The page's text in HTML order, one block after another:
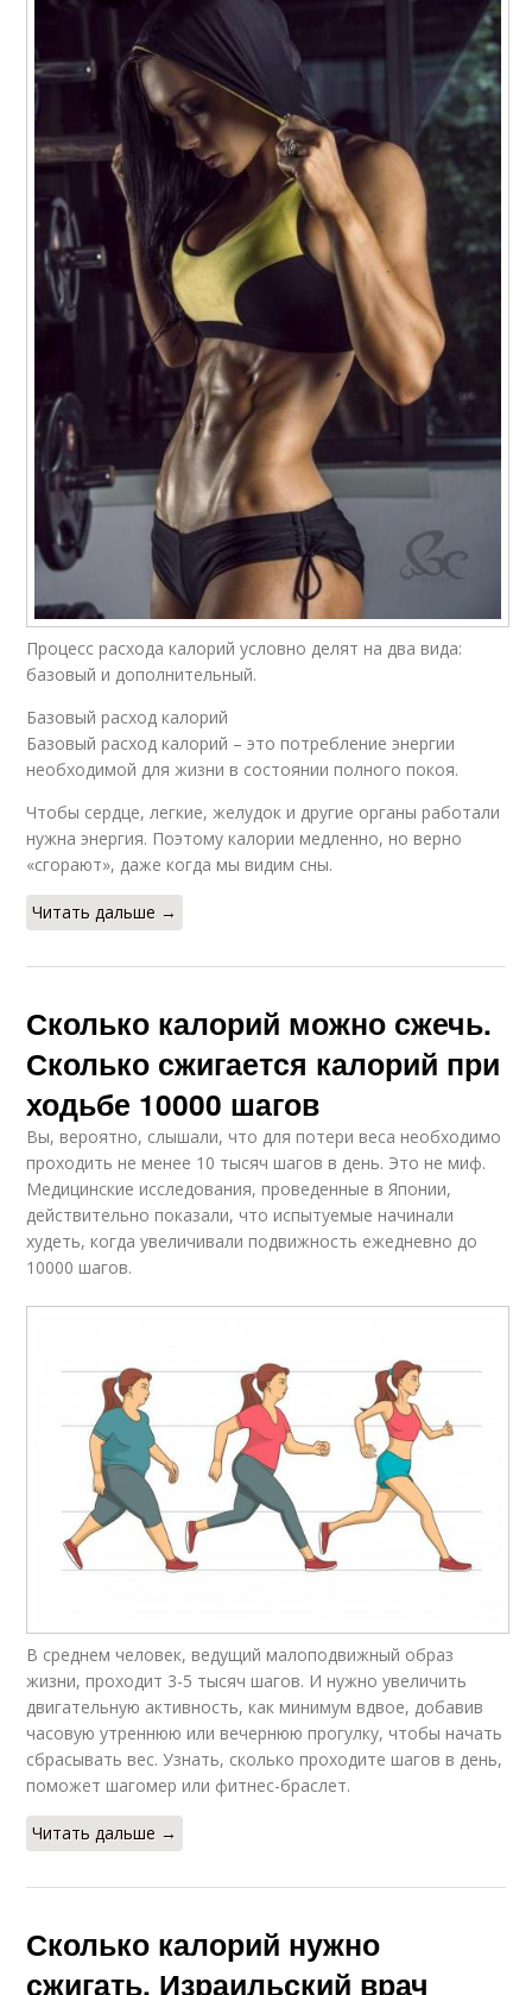
Процесс расхода калорий условно делят на два вида:
базовый и дополнительный.
Базовый расход калорий
Базовый расход калорий – это потребление энергии
необходимой для жизни в состоянии полного покоя.
Чтобы сердце, легкие, желудок и другие органы работали
нужна энергия. Поэтому калории медленно, но верно
«сгорают», даже когда мы видим сны.
Читать дальше →
Сколько калорий можно сжечь.
Сколько сжигается калорий при
ходьбе 10000 шагов
Вы, вероятно, слышали, что для потери веса необходимо
проходить не менее 10 тысяч шагов в день. Это не миф.
Медицинские исследования, проведенные в Японии,
действительно показали, что испытуемые начинали
худеть, когда увеличивали подвижность ежедневно до
10000 шагов.
В среднем человек, ведущий малоподвижный образ
жизни, проходит 3-5 тысяч шагов. И нужно увеличить
двигательную активность, как минимум вдвое, добавив
часовую утреннюю или вечернюю прогулку, чтобы начать
сбрасывать вес. Узнать, сколько проходите шагов в день,
поможет шагомер или фитнес-браслет.
Читать дальше →
Сколько калорий нужно
сжигать. Израильский врач